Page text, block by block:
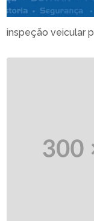
inspeção veicular